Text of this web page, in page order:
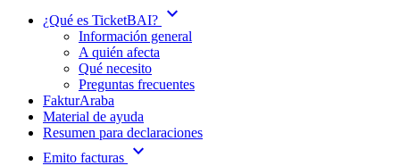
¿Qué es TicketBAI? expand_more
Información general
A quién afecta
Qué necesito
Preguntas frecuentes
FakturAraba
Material de ayuda
Resumen para declaraciones
Emito facturas expand_more